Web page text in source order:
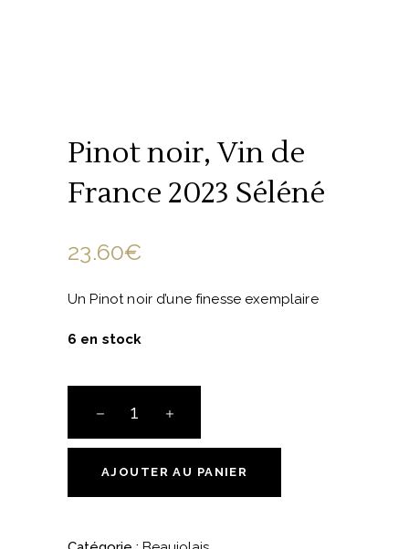
Pinot noir, Vin de
France 2023 Séléné
23.60€
Un Pinot noir d’une finesse exemplaire
6 en stock
Vin
Séléné
AJOUTER AU PANIER